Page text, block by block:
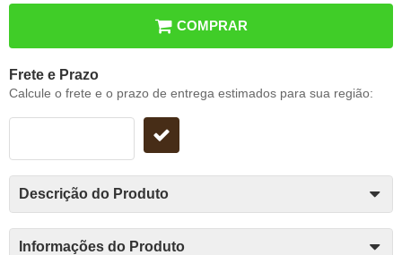
COMPRAR
Frete e Prazo
Calcule o frete e o prazo de entrega estimados para sua região:
Descrição do Produto
Informações do Produto